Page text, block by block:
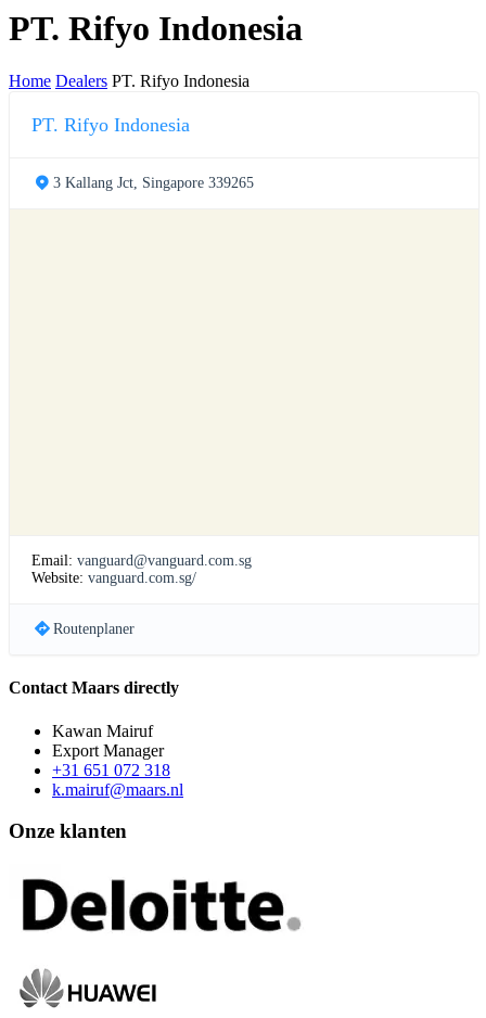
PT. Rifyo Indonesia
Home Dealers PT. Rifyo Indonesia
PT. Rifyo Indonesia
3 Kallang Jct, Singapore 339265
Email: vanguard@vanguard.com.sg
Website: vanguard.com.sg/
Routenplaner
Contact Maars directly
Kawan Mairuf
Export Manager
+31 651 072 318
k.mairuf@maars.nl
Onze klanten